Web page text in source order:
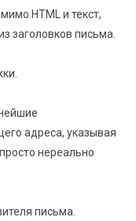
HTML и текст,
заголовков письма.
адреса, указывая
нереально
письма.